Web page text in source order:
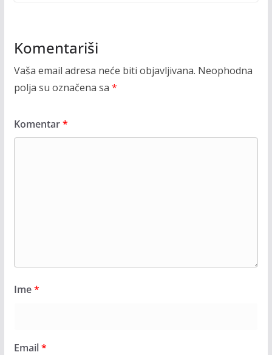
Komentariši
Vaša email adresa neće biti objavljivana. Neophodna
polja su označena sa *
Komentar*
Ime*
Email*